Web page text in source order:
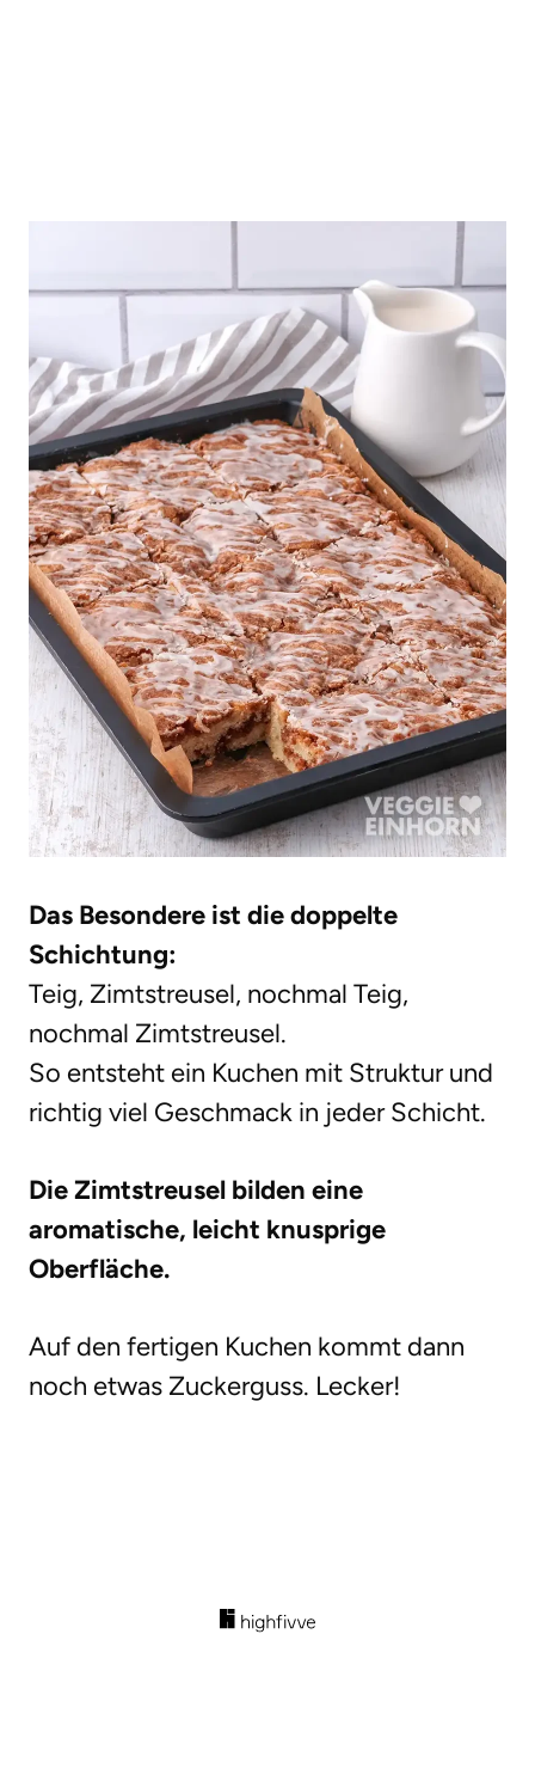
Das Besondere ist die doppelte
Schichtung:
Teig, Zimtstreusel, nochmal Teig,
nochmal Zimtstreusel.
So entsteht ein Kuchen mit Struktur und
richtig viel Geschmack in jeder Schicht.
Die Zimtstreusel bilden eine
aromatische, leicht knusprige
Oberfläche.
Auf den fertigen Kuchen kommt dann
noch etwas Zuckerguss. Lecker!